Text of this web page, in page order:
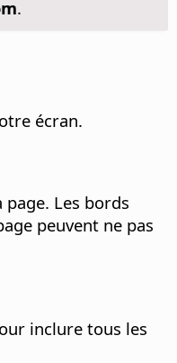
.
écran.
page. Les bords
peuvent ne pas
inclure tous les